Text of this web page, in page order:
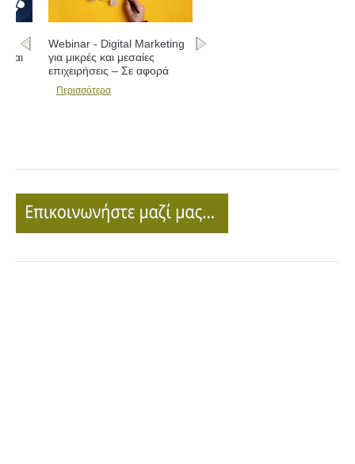
Webinar - Digital Marketing
για μικρές και μεσαίες
επιχειρήσεις – Σε αφορά
Περισσότερα